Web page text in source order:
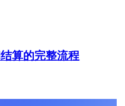
算的完整流程